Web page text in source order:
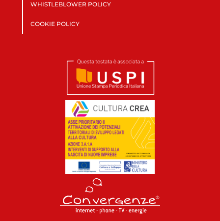
WHISTLEBLOWER POLICY
COOKIE POLICY